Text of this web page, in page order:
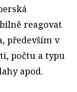
reagovat
především v
počtu a typu
apod.